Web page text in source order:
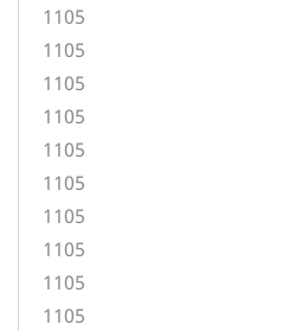
1105
1105
1105
1105
1105
1105
1105
1105
1105
1105